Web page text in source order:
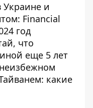
Украине и
Financial
год
что
еще 5 лет
какие